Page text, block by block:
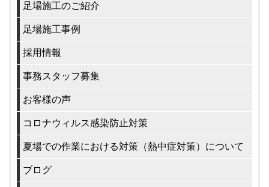
足場施工のご紹介
足場施工事例
採用情報
事務スタッフ募集
お客様の声
コロナウィルス感染防止対策
夏場での作業における対策（熱中症対策）について
ブログ